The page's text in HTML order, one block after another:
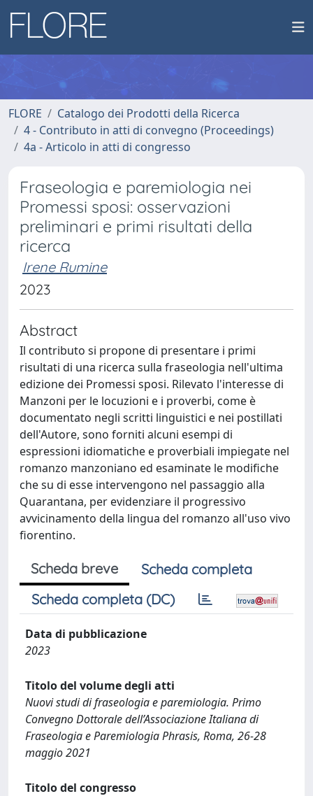
FLORE
Catalogo dei Prodotti della Ricerca
4 - Contributo in atti di convegno (Proceedings)
4a - Articolo in atti di congresso
Fraseologia e paremiologia nei
Promessi sposi: osservazioni
preliminari e primi risultati della
ricerca
Irene Rumine
2023
Abstract
Il contributo si propone di presentare i primi
risultati di una ricerca sulla fraseologia nell'ultima
edizione dei Promessi sposi. Rilevato l'interesse di
Manzoni per le locuzioni e i proverbi, come è
documentato negli scritti linguistici e nei postillati
dell'Autore, sono forniti alcuni esempi di
espressioni idiomatiche e proverbiali impiegate nel
romanzo manzoniano ed esaminate le modifiche
che su di esse intervengono nel passaggio alla
Quarantana, per evidenziare il progressivo
avvicinamento della lingua del romanzo all'uso vivo
fiorentino.
Scheda breve
Scheda completa
Scheda completa (DC)
Data di pubblicazione
2023
Titolo del volume degli atti
Nuovi studi di fraseologia e paremiologia. Primo
Convegno Dottorale dell’Associazione Italiana di
Fraseologia e Paremiologia Phrasis, Roma, 26-28
maggio 2021
Titolo del congresso